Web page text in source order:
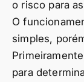
o risco para
O
simples,
para